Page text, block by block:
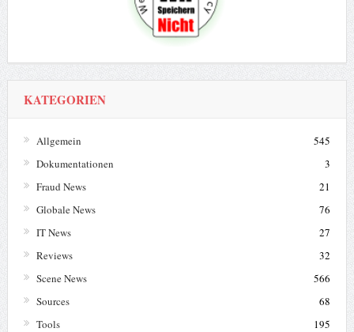
KATEGORIEN
Allgemein
545
Dokumentationen
3
Fraud News
21
Globale News
76
IT News
27
Reviews
32
Scene News
566
Sources
68
Tools
195